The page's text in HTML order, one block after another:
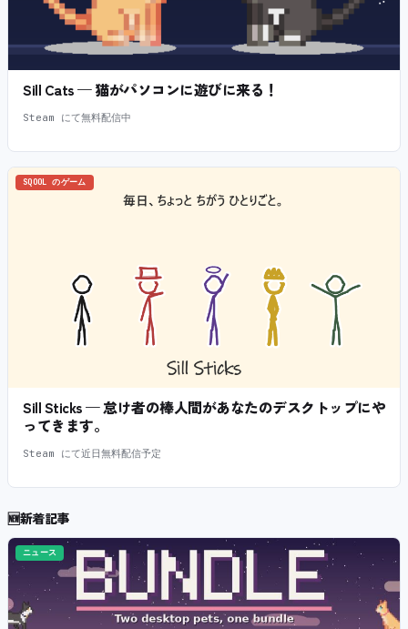
Sill Cats — 猫がパソコンに遊びに来る！
Steam にて無料配信中
SQOOL のゲーム
Sill Sticks — 怠け者の棒人間があなたのデスクトップにや
ってきます。
Steam にて近日無料配信予定
🆕新着記事
ニュース